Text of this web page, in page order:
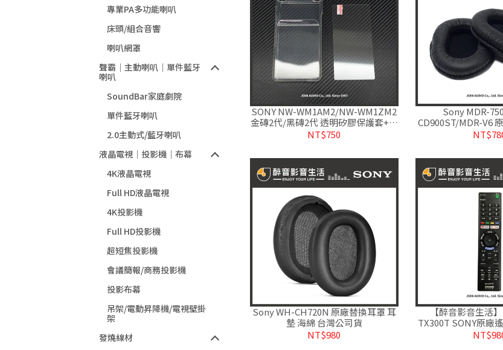
專業PA多功能喇叭
床頭/組合音響
喇叭網罩
聲霸｜主動喇叭｜單件藍牙
喇叭
SoundBar家庭劇院
單件藍牙喇叭
2.0主動式/藍牙喇叭
液晶電視｜投影機｜布幕
4K液晶電視
Full HD液晶電視
4K投影機
Full HD投影機
超短焦投影機
會議簡報/商務投影機
投影布幕
吊架/電動昇降機/電視壁掛
架
發燒線材
SONY NW-WM1AM2/NW-WM1ZM2
金磚2代/黑磚2代 透明矽膠保護套+玻
璃貼組合
NT$750
Sony MDR-
CD900ST/MDR-V6
墊/海綿 醉音
Sony WH-CH720N 原廠替換耳罩 耳
墊 海綿 台灣公司貨
NT$980
【醉音影音生活
TX300T SONY原廠
遙控器.SONY電視都